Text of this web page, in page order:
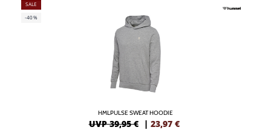
SALE
-40%
HMLPULSE SWEAT HOODIE
UVP 39,95 € | 23,97 €